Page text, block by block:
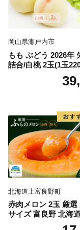
岡山県瀬戸内市
もも ぶどう 2026年
詰合/白桃 2玉(1玉
上)・シャインマスカ
北海道上富良野町
赤肉メロン 2玉 厳選
サイズ 富良野 北海
～2.6kg 2玉 セット